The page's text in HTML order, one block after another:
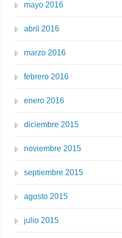
mayo 2016
abril 2016
marzo 2016
febrero 2016
enero 2016
diciembre 2015
noviembre 2015
septiembre 2015
agosto 2015
julio 2015